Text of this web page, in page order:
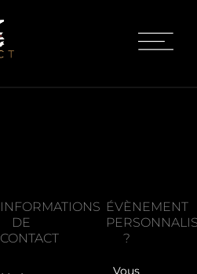
INFORMATIONS
DE
CONTACT
ÉVÈNEMENT
?
Vous